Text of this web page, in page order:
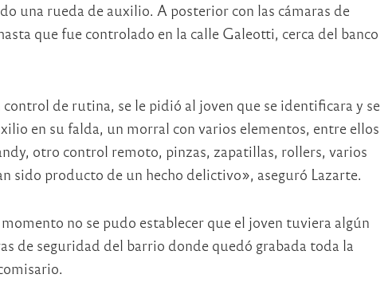
una rueda de auxilio. A posterior con las cámaras de
que fue controlado en la calle Galeotti, cerca del banco
de rutina, se le pidió al joven que se identificara y se
en su falda, un morral con varios elementos, entre ellos
otro control remoto, pinzas, zapatillas, rollers, varios
sido producto de un hecho delictivo», aseguró Lazarte.
no se pudo establecer que el joven tuviera algún
de seguridad del barrio donde quedó grabada toda la